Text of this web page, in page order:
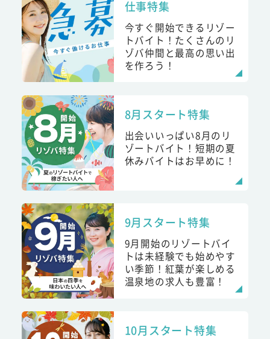
仕事特集
今すぐ開始できるリゾー
トバイト！たくさんのリ
ゾバ仲間と最高の思い出
を作ろう！
8月スタート特集
出会いいっぱい8月のリ
ゾートバイト！短期の夏
休みバイトはお早めに！
9月スタート特集
9月開始のリゾートバイ
トは未経験でも始めやす
い季節！紅葉が楽しめる
温泉地の求人も豊富！
10月スタート特集